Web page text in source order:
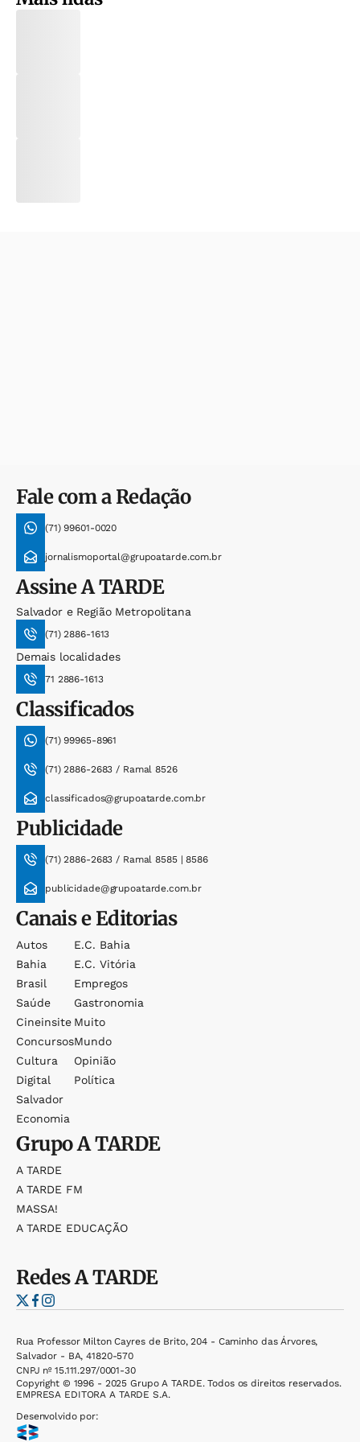
Fale com a Redação
(71) 99601-0020
jornalismoportal@grupoatarde.com.br
AssineA TARDE
Salvador e Região Metropolitana
(71) 2886-1613
Demais localidades
71 2886-1613
Classificados
(71) 99965-8961
(71) 2886-2683 / Ramal 8526
classificados@grupoatarde.com.br
Publicidade
(71) 2886-2683 / Ramal 8585 | 8586
publicidade@grupoatarde.com.br
Canais e Editorias
Autos
Bahia
Brasil
Saúde
Cineinsite
Concursos
Cultura
Digital
Salvador
Economia
E.c. Bahia
E.c. Vitória
Empregos
Gastronomia
Muito
Mundo
Opinião
Política
GrupoA TARDE
A TARDE
A TARDE FM
MASSA!
A TARDE EDUCAÇÃO
RedesA TARDE
Rua Professor Milton Cayres de Brito, 204 - Caminho das Árvores,
Salvador - BA, 41820-570
CNPJ nº 15.111.297/0001-30
Copyright © 1996 - 2025 Grupo A TARDE. Todos os direitos reservados.
EMPRESA EDITORA A TARDE S.A.
Desenvolvido por: